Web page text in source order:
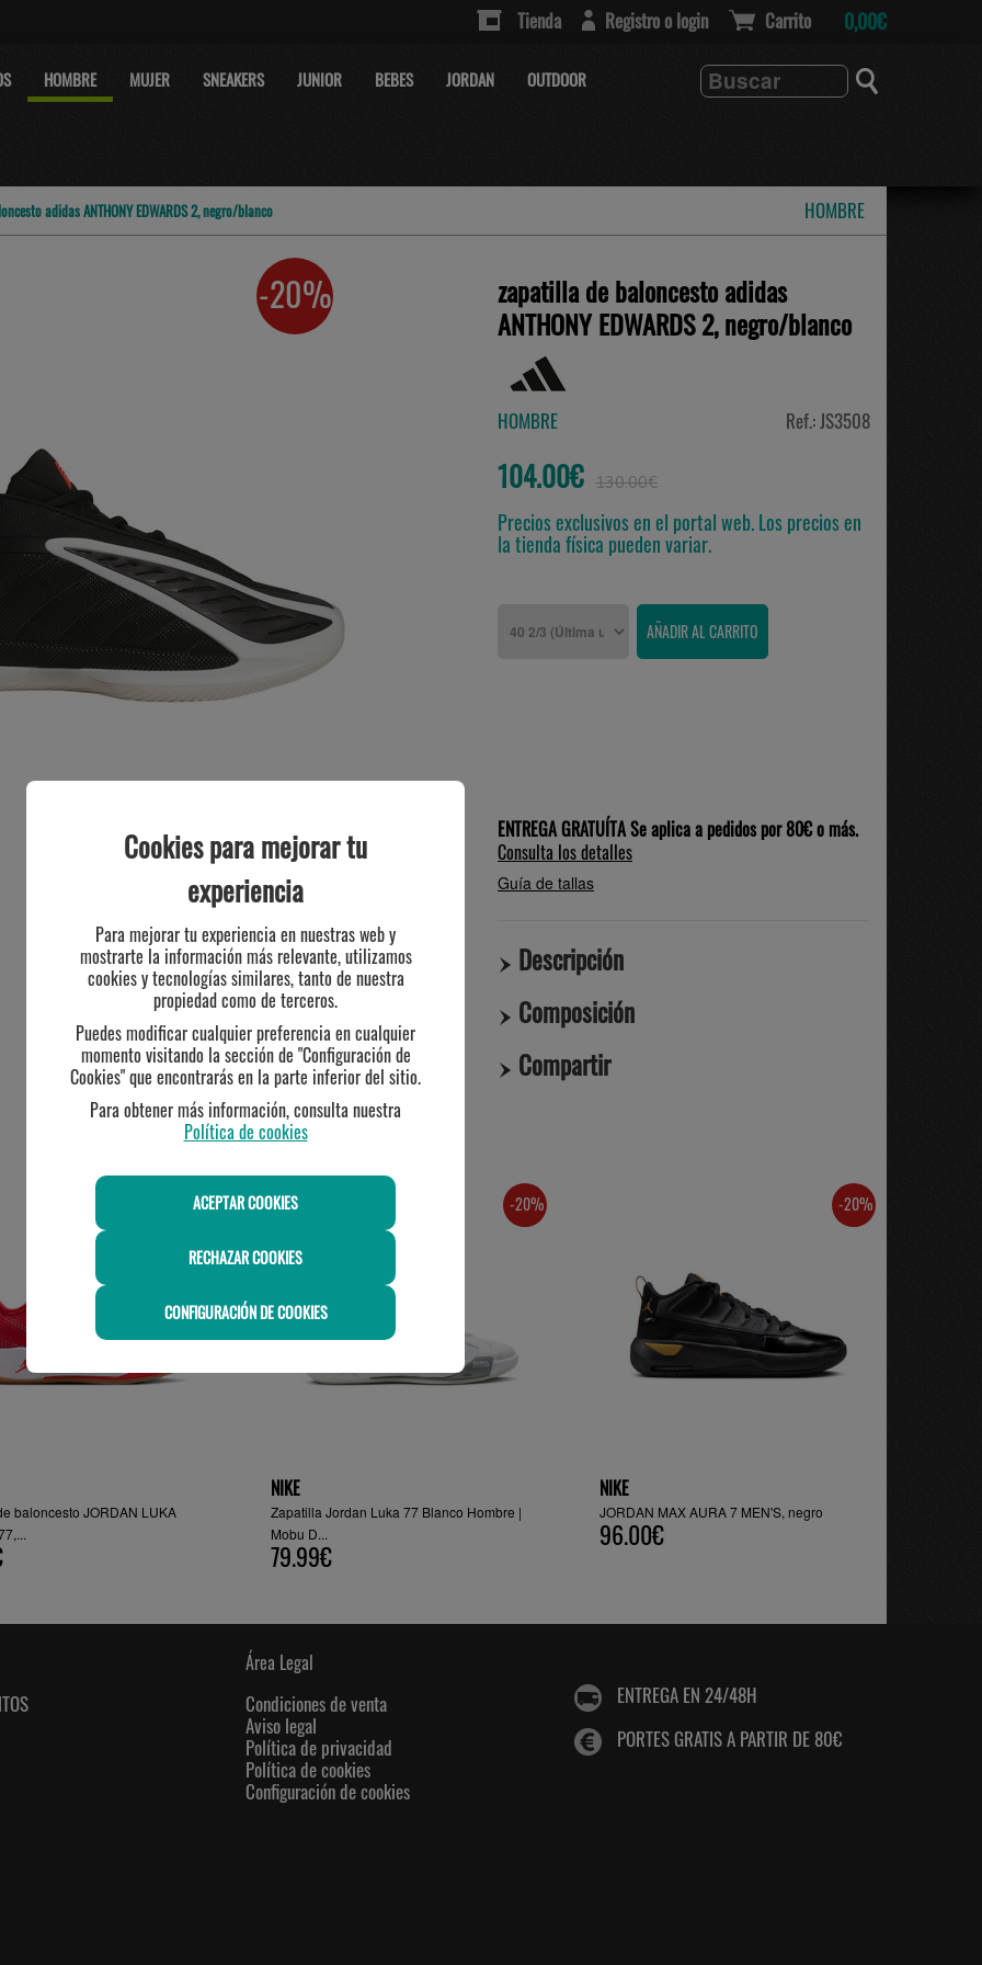
Tienda Registro o login Carrito 0,00€
HOMBRE MUJER SNEAKERS JUNIOR BEBES JORDAN OUTDOOR
adidas ANTHONY EDWARDS 2, negro/blanco HOMBRE
-20%
zapatilla de baloncesto adidas
ANTHONY EDWARDS 2, negro/blanco
HOMBRE Ref.: JS3508
104.00€ 130.00€
Precios exclusivos en el portal web. Los precios en
la tienda física pueden variar.
ENTREGA GRATUÍTA Se aplica a pedidos por 80€ o más.
Consulta los detalles
Guía de tallas
Descripción
Composición
Compartir
-20%
baloncesto JORDAN LUKA
-20%
NIKE
Zapatilla Jordan Luka 77 Blanco Hombre |
Mobu D...
79.99€
-20%
NIKE
JORDAN MAX AURA 7 MEN'S, negro
96.00€
Área Legal
Condiciones de venta
Aviso legal
Política de privacidad
Política de cookies
Configuración de cookies
ENTREGA EN 24/48H
PORTES GRATIS A PARTIR DE 80€
Cookies para mejorar tu
experiencia
Para mejorar tu experiencia en nuestras web y
mostrarte la información más relevante, utilizamos
cookies y tecnologías similares, tanto de nuestra
propiedad como de terceros.
Puedes modificar cualquier preferencia en cualquier
momento visitando la sección de "Configuración de
Cookies" que encontrarás en la parte inferior del sitio.
Para obtener más información, consulta nuestra
Política de cookies
ACEPTAR COOKIES
RECHAZAR COOKIES
CONFIGURACIÓN DE COOKIES